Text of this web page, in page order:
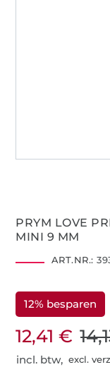
PRYM LOVE
MINI 9 MM
ART.NR.:
12% besparen
12,41 €
incl. btw,excl.